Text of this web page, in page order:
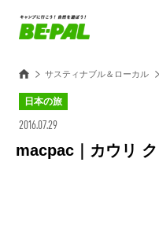
サスティナブル＆ローカル
日本の旅
2016.07.29
macpac｜カウリ